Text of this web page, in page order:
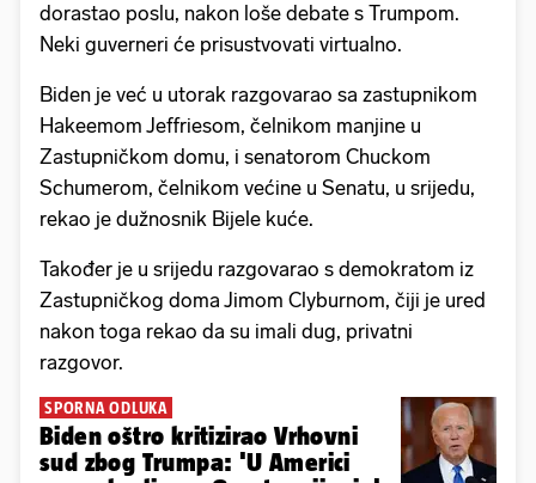
dorastao poslu, nakon loše debate s Trumpom.
Neki guverneri će prisustvovati virtualno.
Biden je već u utorak razgovarao sa zastupnikom
Hakeemom Jeffriesom, čelnikom manjine u
Zastupničkom domu, i senatorom Chuckom
Schumerom, čelnikom većine u Senatu, u srijedu,
rekao je dužnosnik Bijele kuće.
Također je u srijedu razgovarao s demokratom iz
Zastupničkog doma Jimom Clyburnom, čiji je ured
nakon toga rekao da su imali dug, privatni
razgovor.
SPORNA ODLUKA
Biden oštro kritizirao Vrhovni
sud zbog Trumpa: 'U Americi